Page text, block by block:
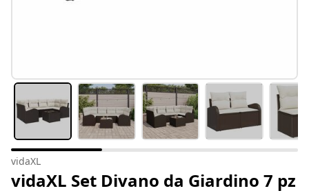
vidaXL
vidaXL Set Divano da Giardino 7 pz